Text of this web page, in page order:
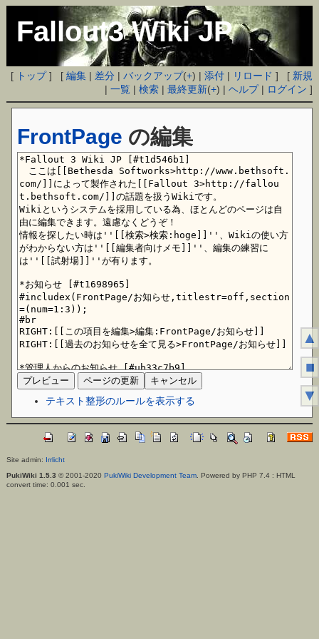
Fallout3 Wiki JP
[ トップ] [編集 | 差分 |バックアップ(+) |添付 | リロード ] [ 新規
|一覧 |検索 |最終更新(+) |ヘルプ| ログイン ]
FrontPage の編集
テキスト整形のルールを表示する
Site admin: Irrlicht
PukiWiki 1.5.3 © 2001-2020 PukiWiki Development Team. Powered by PHP 7.4 : HTML
convert time: 0.001 sec.
▲
■
▼